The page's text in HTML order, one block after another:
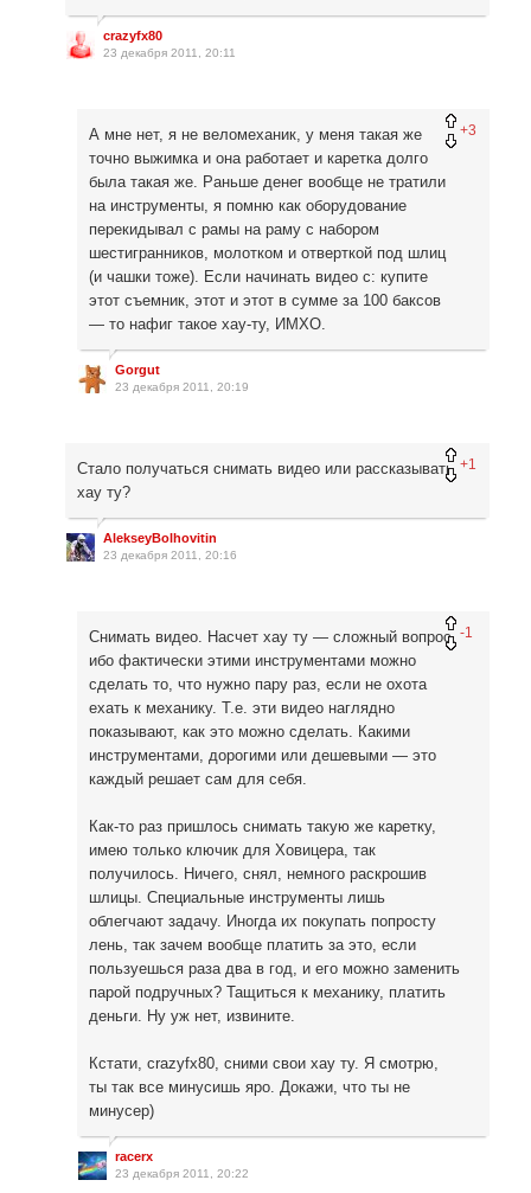
crazyfx80
23 декабря 2011, 20:11
+3
А мне нет, я не веломеханик, у меня такая же
точно выжимка и она работает и каретка долго
была такая же. Раньше денег вообще не тратили
на инструменты, я помню как оборудование
перекидывал с рамы на раму с набором
шестигранников, молотком и отверткой под шлиц
(и чашки тоже). Если начинать видео с: купите
этот съемник, этот и этот в сумме за 100 баксов
— то нафиг такое хау-ту, ИМХО.
Gorgut
23 декабря 2011, 20:19
+1
Стало получаться снимать видео или рассказывать
хау ту?
AlekseyBolhovitin
23 декабря 2011, 20:16
-1
Снимать видео. Насчет хау ту — сложный вопрос,
ибо фактически этими инструментами можно
сделать то, что нужно пару раз, если не охота
ехать к механику. Т.е. эти видео наглядно
показывают, как это можно сделать. Какими
инструментами, дорогими или дешевыми — это
каждый решает сам для себя.
Как-то раз пришлось снимать такую же каретку,
имею только ключик для Ховицера, так
получилось. Ничего, снял, немного раскрошив
шлицы. Специальные инструменты лишь
облегчают задачу. Иногда их покупать попросту
лень, так зачем вообще платить за это, если
пользуешься раза два в год, и его можно заменить
парой подручных? Тащиться к механику, платить
деньги. Ну уж нет, извините.
Кстати, crazyfx80, сними свои хау ту. Я смотрю,
ты так все минусишь яро. Докажи, что ты не
минусер)
racerx
23 декабря 2011, 20:22